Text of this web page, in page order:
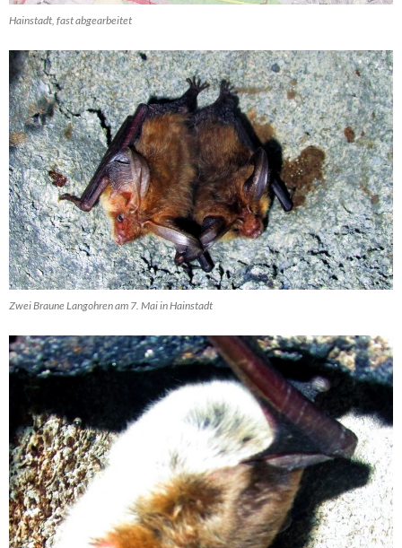
Hainstadt, fast abgearbeitet
Zwei Braune Langohren am 7. Mai in Hainstadt